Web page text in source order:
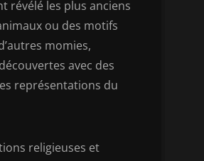
révélé les plus anciens
ou des motifs
momies,
avec des
représentations du
religieuses et